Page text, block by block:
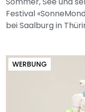
Festival
bei Saalburg in
WERBUNG